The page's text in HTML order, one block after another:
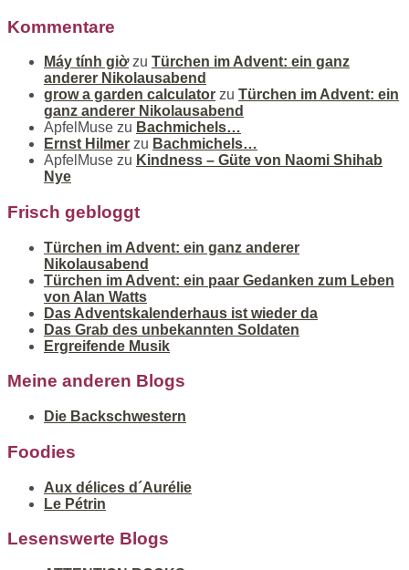
Kommentare
Máy tính giờzu Türchen im Advent: ein ganz
anderer Nikolausabend
grow a garden calculator zu Türchen im Advent: ein
ganz anderer Nikolausabend
ApfelMuse zu Bachmichels…
Ernst Hilmer zu Bachmichels…
ApfelMuse zu Kindness – Güte von Naomi Shihab
Nye
Frisch gebloggt
Türchen im Advent: ein ganz anderer
Nikolausabend
Türchen im Advent: ein paar Gedanken zum Leben
von Alan Watts
Das Adventskalenderhaus ist wieder da
Das Grab des unbekannten Soldaten
Ergreifende Musik
Meine anderen Blogs
Die Backschwestern
Foodies
Aux délices d´Aurélie
Le Pétrin
Lesenswerte Blogs